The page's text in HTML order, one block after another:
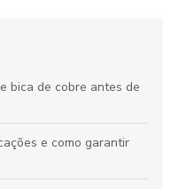
bica de cobre antes de
e como garantir